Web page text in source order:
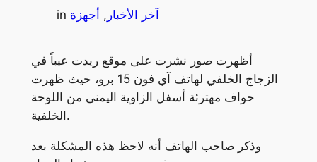
in آخر الأخبار , أجهزة
أظهرت صور نشرت على موقع ريدت عيباً في
الزجاج الخلفي لهاتف آي فون 15 برو، حيث ظهرت
حواف مهترئة أسفل الزاوية اليمنى من اللوحة
الخلفية.
وذكر صاحب الهاتف أنه لاحظ هذه المشكلة بعد